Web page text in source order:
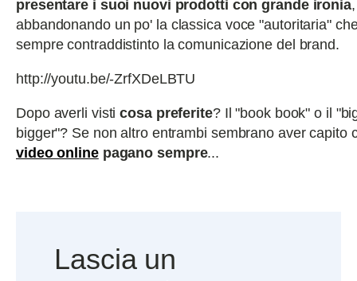
presentare i suoi nuovi prodotti con grande ironia,
abbandonando un po' la classica voce "autoritaria"
sempre contraddistinto la comunicazione del brand.
http://youtu.be/-ZrfXDeLBTU
Dopo averli visticosa preferite? Il "book book" o il
bigger"? Se non altro entrambi sembrano aver capito
video onlinepagano sempre...
Lascia un